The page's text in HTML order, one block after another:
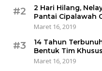
#2
2 Hari Hilang,
Pantai Cipalawah
Maret 16, 2019
#3
14 Tahun
Bentuk Tim Khusus
Maret 16, 2019